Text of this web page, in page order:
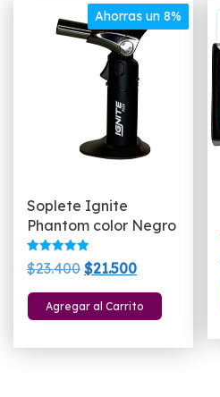
Ahorras un 8%
Soplete Ignite
Phantom color Negro
Valorado
con
de 5
$23.400 El
precio
original
$21.500El
precio
actual
Agregar al Carrito